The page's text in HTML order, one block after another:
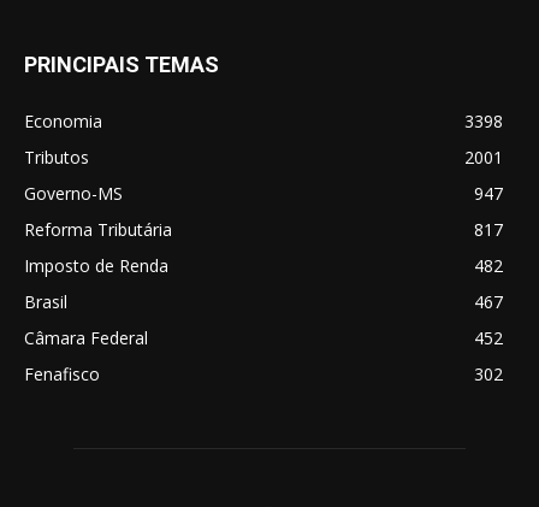
PRINCIPAIS TEMAS
Economia
3398
Tributos
2001
Governo-MS
947
Reforma Tributária
817
Imposto de Renda
482
Brasil
467
Câmara Federal
452
Fenafisco
302